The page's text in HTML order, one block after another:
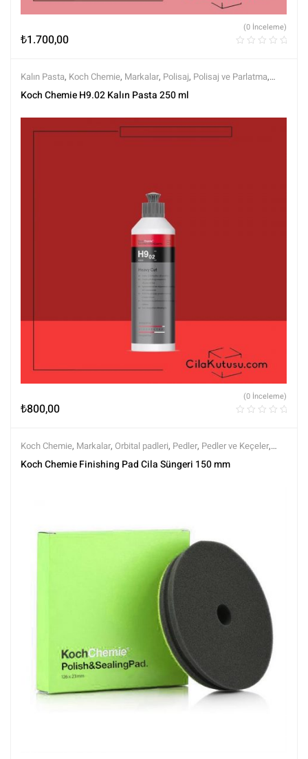
₺1.700,00
(0 İnceleme)
Kalın Pasta, Koch Chemie, Markalar, Polisaj, Polisaj ve Parlatma,
Tüm Ürünler,Tüm Ürünler
Koch Chemie H9.02 Kalın Pasta 250 ml
₺800,00
(0 İnceleme)
Koch Chemie, Markalar, Orbital padleri, Pedler, Pedler ve Keçeler,
Polisaj,Polisaj ve Parlatma,Tüm Ürünler,Tüm Ürünler
Koch Chemie Finishing Pad Cila Süngeri 150 mm